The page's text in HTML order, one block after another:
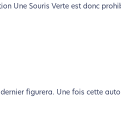
Une Souris Verte est donc
figurera. Une fois cette